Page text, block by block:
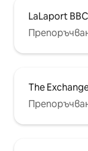
LaLaport
The